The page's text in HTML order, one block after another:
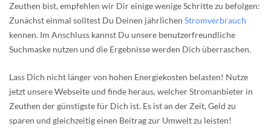
Zeuthen bist, empfehlen wir Dir einige wenige Schritte zu befolgen:
Zunächst einmal solltest Du Deinen jährlichen Stromverbrauch
kennen. Im Anschluss kannst Du unsere benutzerfreundliche
Suchmaske nutzen und die Ergebnisse werden Dich überraschen.
Lass Dich nicht länger von hohen Energiekosten belasten! Nutze
jetzt unsere Webseite und finde heraus, welcher Stromanbieter in
Zeuthen der günstigste für Dich ist. Es ist an der Zeit, Geld zu
sparen und gleichzeitig einen Beitrag zur Umwelt zu leisten!